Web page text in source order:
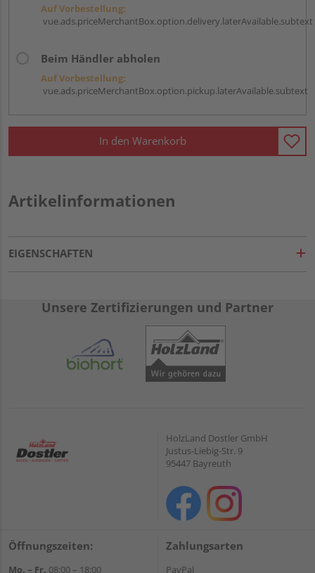
Auf Vorbestellung:
vue.ads.priceMerchantBox.option.delivery.laterAvailable.subtext
Beim Händler abholen
Auf Vorbestellung:
vue.ads.priceMerchantBox.option.pickup.laterAvailable.subtext
In den Warenkorb
Artikelinformationen
EIGENSCHAFTEN
Unsere Zertifizierungen und Partner
HolzLand Dostler GmbH
Justus-Liebig-Str. 9
95447 Bayreuth
Öffnungszeiten:
Mo. – Fr. 08:00 – 18:00
Zahlungsarten
PayPal